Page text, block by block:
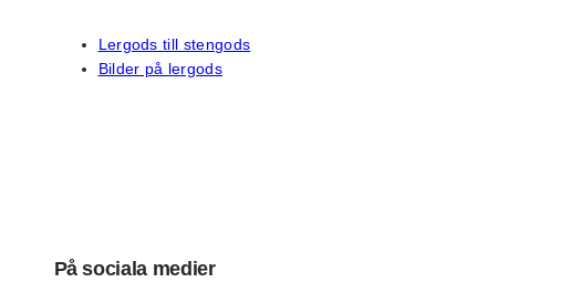
Lergods till stengods
Bilder på lergods
På sociala medier